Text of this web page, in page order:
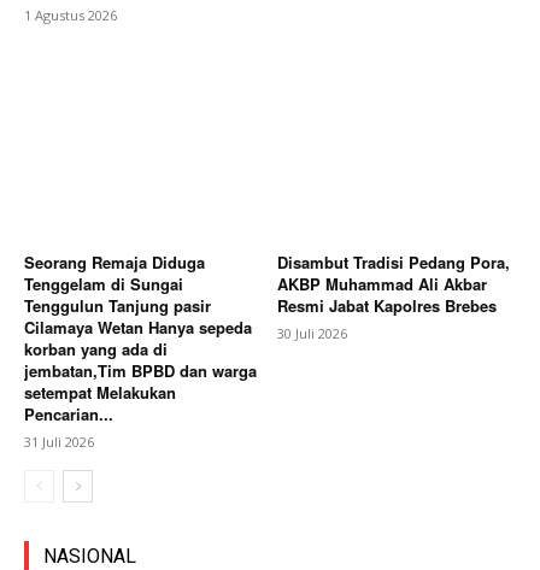
1 Agustus 2026
Seorang Remaja Diduga
Tenggelam di Sungai
Tenggulun Tanjung pasir
Cilamaya Wetan Hanya sepeda
korban yang ada di
jembatan,Tim BPBD dan warga
setempat Melakukan
Pencarian...
31 Juli 2026
Disambut Tradisi Pedang Pora,
AKBP Muhammad Ali Akbar
Resmi Jabat Kapolres Brebes
30 Juli 2026
NASIONAL